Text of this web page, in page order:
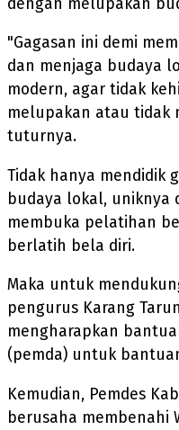
"Gagasan ini demi
dan menjaga budaya
modern, agar tidak
melupakan atau tidak
tuturnya.
Tidak hanya mendidik
budaya lokal, uniknya
membuka pelatihan
berlatih bela diri.
Maka untuk
pengurus Karang
mengharapkan
(pemda) untuk
Kemudian, Pemdes
berusaha membenahi